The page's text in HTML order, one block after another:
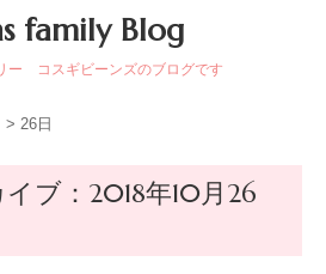
family Blog
ー コスギビーンズのブログです
> 26日
イブ：2018年10月26